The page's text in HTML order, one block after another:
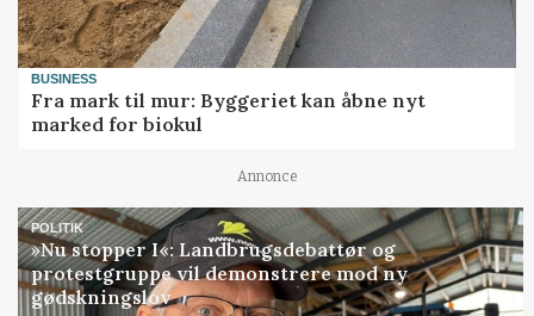
BUSINESS
Fra mark til mur: Byggeriet kan åbne nyt
marked for biokul
Annonce
POLITIK
»Nu stopper I«: Landbrugsdebattør og
protestgruppe vil demonstrere mod ny
gødskningslov